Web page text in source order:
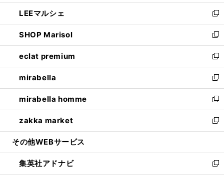
開
く
ウ
で
開
く
ン
ド
ウ
で
開
く
ウ
ィ
ン
ド
ウ
で
開
く
し
い
ウ
ィ
ン
ド
ウ
で
開
く
LEEマルシェ
新
し
い
ウ
ィ
ン
ド
ウ
で
開
く
SHOP Marisol
新
し
い
ウ
ィ
ン
ド
ウ
で
開
eclat premium
新
し
い
ウ
ィ
ン
ド
ウ
開
く
mirabella
新
し
い
ウ
ィ
ン
ウ
で
開
mirabella homme
新
し
い
ウ
ン
ド
ウ
zakka market
新
し
ウ
ィ
ン
その他WEBサービス
集英社アドナビ
新
し